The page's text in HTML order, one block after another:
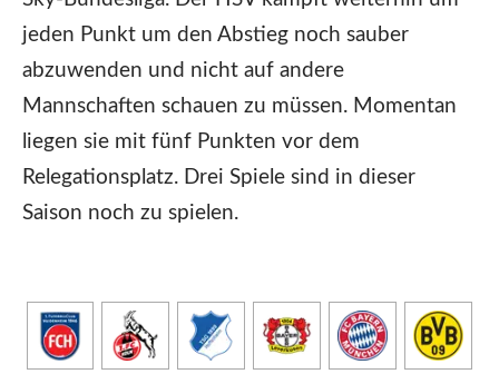
jeden Punkt um den Abstieg noch sauber
abzuwenden und nicht auf andere
Mannschaften schauen zu müssen. Momentan
liegen sie mit fünf Punkten vor dem
Relegationsplatz. Drei Spiele sind in dieser
Saison noch zu spielen.